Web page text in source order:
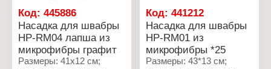
Размер упаковки:
25х80х290 мм
Код: 445886
Насадка для швабры
HP-RM04 лапша из
микрофибры графит
Размеры: 41х12 см;
Код:441212
Насадка для швабры
HP-RM01 из
микрофибры *25
Размеры: 43*13 см;